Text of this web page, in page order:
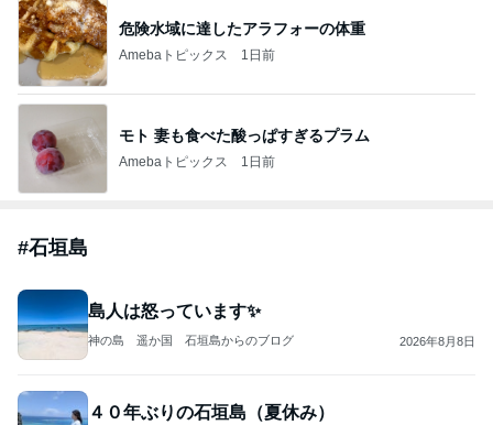
危険水域に達したアラフォーの体重
Amebaトピックス 1日前
モト 妻も食べた酸っぱすぎるプラム
Amebaトピックス 1日前
#石垣島
島人は怒っています✨
神の島 遥か国 石垣島からのブログ 2026年8月8日
４０年ぶりの石垣島（夏休み）